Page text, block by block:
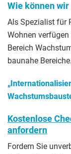
Wie können
Als Spezialist für
Wohnen
Bereich
baunahe Bereiche.
Kostenlose
anfordern
Fordern Sie